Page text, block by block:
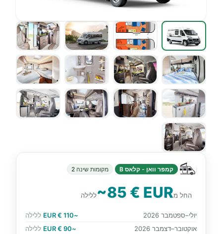
קמפר וואן - קלאס B מקומות שינה 2
החל מ~85 € EURללילה
יולי–ספטמבר 2026 ~110 € EUR
ללילה
אוקטובר–דצמבר 2026
~90 € EUR
ללילה